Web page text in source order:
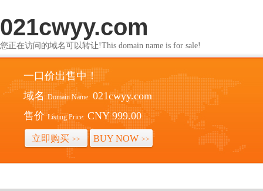
021cwyy.com
您正在访问的域名可以转让!This domain name is for sale!
一口价出售中！
域名 Domain Name: 021cwyy.com
售价 Listing Price: CNY 999.00
立即购买 >> BUY NOW >>